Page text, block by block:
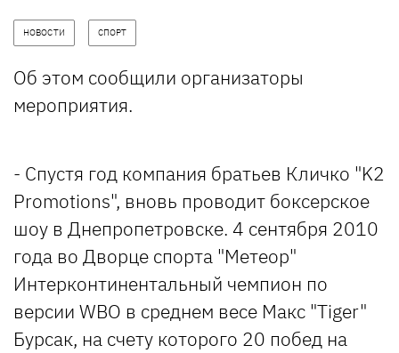
НОВОСТИ СПОРТ
Об этом сообщили организаторы
мероприятия.
- Спустя год компания братьев Кличко "K2
Promotions", вновь проводит боксерское
шоу в Днепропетровске. 4 сентября 2010
года во Дворце спорта "Метеор"
Интерконтинентальный чемпион по
версии WBO в среднем весе Макс "Tiger"
Бурсак, на счету которого 20 побед на